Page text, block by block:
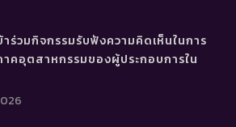
ร่วมกิจกรรมรับฟังความคิดเห็นในการ
าคอุตสาหกรรมของผู้ประกอบการใน